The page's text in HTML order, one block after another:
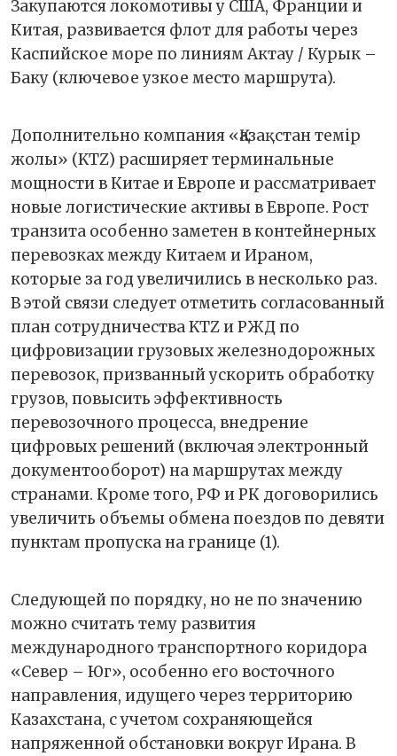
Закупаются локомотивы у США, Франции и
Китая, развивается флот для работы через
Каспийское море по линиям Актау / Курык –
Баку (ключевое узкое место маршрута).
Дополнительно компания «Қазақстан темір
жолы» (KTZ) расширяет терминальные
мощности в Китае и Европе и рассматривает
новые логистические активы в Европе. Рост
транзита особенно заметен в контейнерных
перевозках между Китаем и Ираном,
которые за год увеличились в несколько раз.
В этой связи следует отметить согласованный
план сотрудничества KTZ и РЖД по
цифровизации грузовых железнодорожных
перевозок, призванный ускорить обработку
грузов, повысить эффективность
перевозочного процесса, внедрение
цифровых решений (включая электронный
документооборот) на маршрутах между
странами. Кроме того, РФ и РК договорились
увеличить объемы обмена поездов по девяти
пунктам пропуска на границе (1).
Следующей по порядку, но не по значению
можно считать тему развития
международного транспортного коридора
«Север – Юг», особенно его восточного
направления, идущего через территорию
Казахстана, с учетом сохраняющейся
напряженной обстановки вокруг Ирана. В